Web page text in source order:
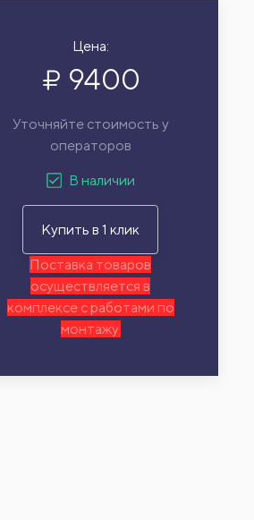
Цена:
9400
Уточняйте стоимость у
операторов
В наличии
Купить в 1 клик
Поставка товаров
осуществляется в
комплексе с работами по
монтажу.